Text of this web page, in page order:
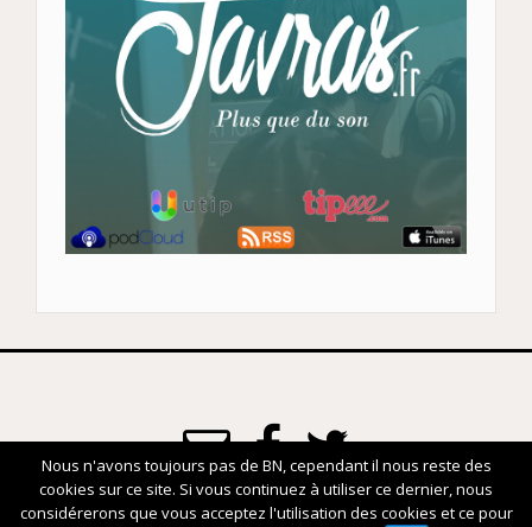
www.javras.fr
Nous n'avons toujours pas de BN, cependant il nous reste des
cookies sur ce site. Si vous continuez à utiliser ce dernier, nous
considérerons que vous acceptez l'utilisation des cookies et ce pour